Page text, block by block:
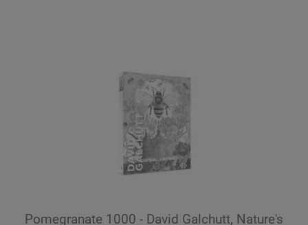
Pomegranate 1000 - David Galchutt, Nature's